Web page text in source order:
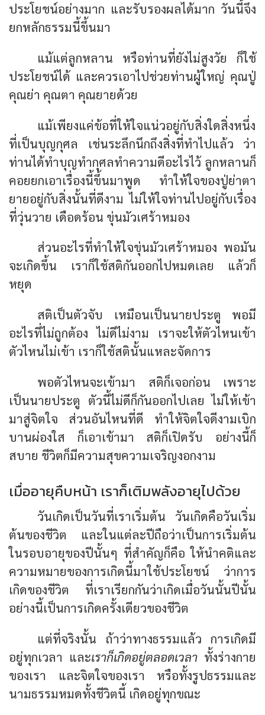
ประโยชน์อย่างมาก และรับรองผลได้มาก วันนี้จึง
ยกหลักธรรมนี้ขึ้นมา
แม้แต่ลูกหลาน หรือท่านที่ยังไม่สูงวัย ก็ใช้
ประโยชน์ได้ และควรเอาไปช่วยท่านผู้ใหญ่ คุณปู่
คุณย่า คุณตา คุณยายด้วย
แม้เพียงแค่ข้อที่ให้ใจแน่วอยู่กับสิ่งใดสิ่งหนึ่ง
ที่เป็นบุญกุศล เช่นระลึกนึกถึงสิ่งที่ทำไปแล้ว ว่า
ท่านได้ทำบุญทำกุศลทำความดีอะไรไว้ ลูกหลานก็
คอยยกเอาเรื่องนี้ขึ้นมาพูด ทำให้ใจของปู่ย่าตา
ยายอยู่กับสิ่งนั้นที่ดีงาม ไม่ให้ใจท่านไปอยู่กับเรื่อง
ที่วุ่นวาย เดือดร้อน ขุ่นมัวเศร้าหมอง
ส่วนอะไรที่ทำให้ใจขุ่นมัวเศร้าหมอง พอมัน
จะเกิดขึ้น เราก็ใช้สติกันออกไปหมดเลย แล้วก็
หยุด
สติเป็นตัวจับ เหมือนเป็นนายประตู พอมี
อะไรที่ไม่ถูกต้อง ไม่ดีไม่งาม เราจะให้ตัวไหนเข้า
ตัวไหนไม่เข้า เราก็ใช้สตินั้นแหละจัดการ
พอตัวไหนจะเข้ามา สติก็เจอก่อน เพราะ
เป็นนายประตู ตัวนี้ไม่ดีก็กันออกไปเลย ไม่ให้เข้า
มาสู่จิตใจ ส่วนอันไหนที่ดี ทำให้จิตใจดีงามเบิก
บานผ่องใส ก็เอาเข้ามา สติก็เปิดรับ อย่างนี้ก็
สบาย ชีวิตก็มีความสุขความเจริญงอกงาม
เมื่ออายุคืบหน้า เราก็เติมพลังอายุไปด้วย
วันเกิดเป็นวันที่เราเริ่มต้น วันเกิดคือวันเริ่ม
ต้นของชีวิต และในแต่ละปีถือว่าเป็นการเริ่มต้น
ในรอบอายุของปีนั้นๆ ที่สำคัญก็คือ ให้นำคติและ
ความหมายของการเกิดนี้มาใช้ประโยชน์ ว่าการ
เกิดของชีวิต ที่เราเรียกกันว่าเกิดเมื่อวันนั้นปีนั้น
อย่างนี้เป็นการเกิดครั้งเดียวของชีวิต
แต่ที่จริงนั้น ถ้าว่าทางธรรมแล้ว การเกิดมี
อยู่ทุกเวลา และเราก็เกิดอยู่ตลอดเวลา ทั้งร่างกาย
ของเรา และจิตใจของเรา หรือทั้งรูปธรรมและ
นามธรรมหมดทั้งชีวิตนี้ เกิดอยู่ทุกขณะ